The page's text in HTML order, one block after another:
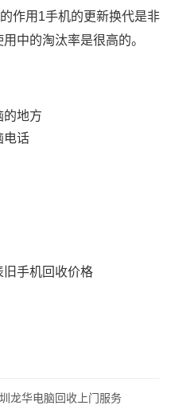
作用1手机的更新换代是非
中的淘汰率是很高的。
的地方
电话
手机回收价格
龙华电脑回收上门服务